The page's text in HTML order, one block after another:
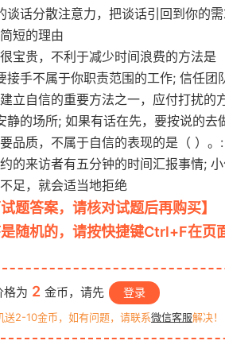
谈话分散注意力，把谈话引回到你的
短的理由
宝贵，不利于减少时间浪费的方法
接手不属于你职责范围的工作; 信任团
立自信的重要方法之一，应付打扰
静的场所; 如果有话在先，要按说的
品质，不属于自信的表现的是（ ）
的来访者有五分钟的时间汇报事情;
足，就会适当地拒绝
题答案，请核对试题后再购买】
随机的，请按快捷键Ctrl+F在页
格为 2 金币，请先 登录
送2-10金币，如有问题，请联系微信客服解决！